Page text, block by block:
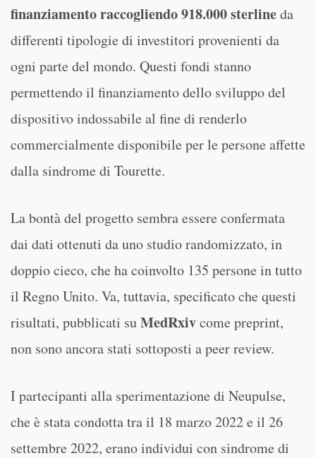
finanziamento raccogliendo 918.000 sterlineda
differenti tipologie di investitori provenienti da
ogni parte del mondo. Questi fondi stanno
permettendo il finanziamento dello sviluppo del
dispositivo indossabile al fine di renderlo
commercialmente disponibile per le persone affette
dalla sindrome di Tourette.
La bontà del progetto sembra essere confermata
dai dati ottenuti da uno studio randomizzato, in
doppio cieco, che ha coinvolto 135 persone in tutto
il Regno Unito. Va, tuttavia, specificato che questi
risultati, pubblicati suMedRxivcome preprint,
non sono ancora stati sottoposti a peer review.
I partecipanti alla sperimentazione di Neupulse,
che è stata condotta tra il 18 marzo 2022 e il 26
settembre 2022, erano individui con sindrome di